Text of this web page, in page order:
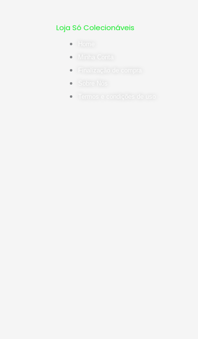
Loja Só Colecionáveis
Home
Minha Conta
Finalização de compra
Sobre Nós
Termos e condições de uso